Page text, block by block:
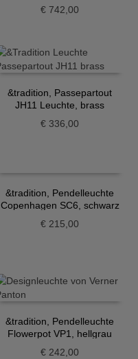
€ 742,00
&tradition, Passepartout
JH11 Leuchte, brass
€ 336,00
&tradition, Pendelleuchte
Copenhagen SC6, schwarz
€ 215,00
&tradition, Pendelleuchte
Flowerpot VP1, hellgrau
€ 242,00